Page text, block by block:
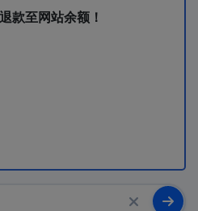
款至网站余额！